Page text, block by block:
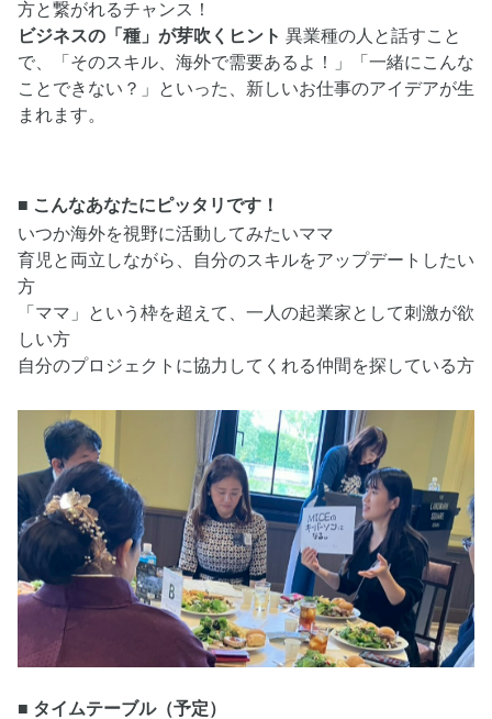
方と繋がれるチャンス！
ビジネスの「種」が芽吹くヒント 異業種の人と話すこと
で、「そのスキル、海外で需要あるよ！」「一緒にこんな
ことできない？」といった、新しいお仕事のアイデアが生
まれます。
■ こんなあなたにピッタリです！
いつか海外を視野に活動してみたいママ
育児と両立しながら、自分のスキルをアップデートしたい
方
「ママ」という枠を超えて、一人の起業家として刺激が欲
しい方
自分のプロジェクトに協力してくれる仲間を探している方
■ タイムテーブル（予定）